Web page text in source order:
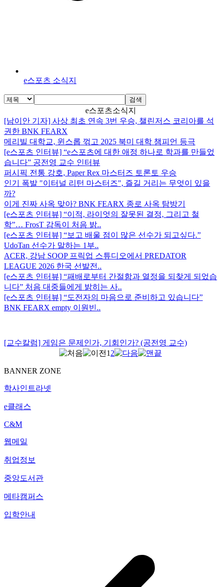
e스포츠 소식지
검색
e스포츠소식지
[남이안 기자] 사상 최초 연속 3번 우승, 챌린저스 코리아를 석
권한 BNK FEARX
메리빌 대학교, 윈스롭 꺾고 2025 북미 대학 챔피언 등극
[e스포츠 인터뷰] “e스포츠에 대한 애정 하나로 학과를 만들었
습니다” 공전영 교수 인터뷰
퍼시픽 전통 강호, Paper Rex 마스터즈 토론토 우승
인기 폭발 "이터널 리턴 마스터즈", 즐길 거리는 무엇이 있을
까?
이게 진짜 사옥 맞아? BNK FEARX 종로 사옥 탐방기
[e스포츠 인터뷰] “이적, 라이엇의 잘못된 결정, 그리고 철
학”… FrosT 감독이 처음 밝..
[e스포츠 인터뷰] “보고 배울 점이 많은 선수가 되고싶다.”
UdoTan 선수가 말하는 1부..
ACER, 강남 SOOP 프릭업 스튜디오에서 PREDATOR
LEAGUE 2026 한국 선발전..
[e스포츠 인터뷰] “패배로부터 간절함과 열정을 되찾게 되었습
니다” 처음 대중들에게 밝히는 사..
[e스포츠 인터뷰] “도전자의 마음으로 준비하고 있습니다”
BNK FEARX empty 이원빈..
[교수칼럼] 게임은 문제인가, 기회인가? (공전영 교수)
1 2
BANNER ZONE
학사인트라넷
e클래스
C&M
웹메일
취업정보
중앙도서관
메타캠퍼스
입학안내